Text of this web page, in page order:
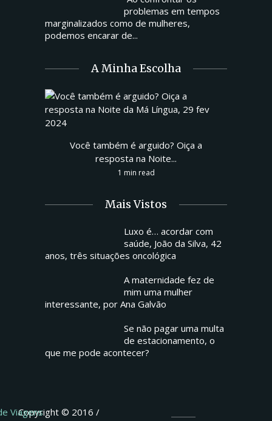
problemas em tempos
marginalizados como de mulheres,
podemos encarar de...
A Minha Escolha
Você também é arguido? Oiça a
resposta na Noite...
1 min read
Mais Vistos
Luxo é… acordar com
saúde, João da Silva, 42
anos, três situações oncológica
A maternidade fez de
mim uma mulher
interessante, por Ana Galvão
Se não pagar uma multa
de estacionamento, o
que me pode acontecer?
Copyright © 2016 /
Viagens